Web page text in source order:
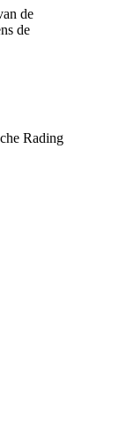
de
de
Rading